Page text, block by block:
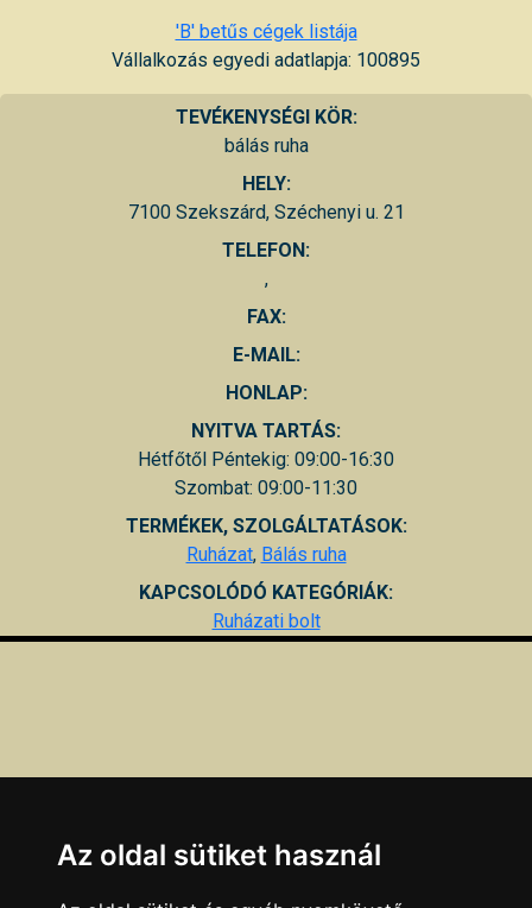
'B' betűs cégek listája
Vállalkozás egyedi adatlapja: 100895
TEVÉKENYSÉGI KÖR:
bálás ruha
HELY:
7100 Szekszárd, Széchenyi u. 21
TELEFON:
,
FAX:
E-MAIL:
HONLAP:
NYITVA TARTÁS:
Hétfőtől Péntekig: 09:00-16:30
Szombat: 09:00-11:30
TERMÉKEK, SZOLGÁLTATÁSOK:
Ruházat, Bálás ruha
KAPCSOLÓDÓ KATEGÓRIÁK:
Ruházati bolt
Az oldal sütiket használ